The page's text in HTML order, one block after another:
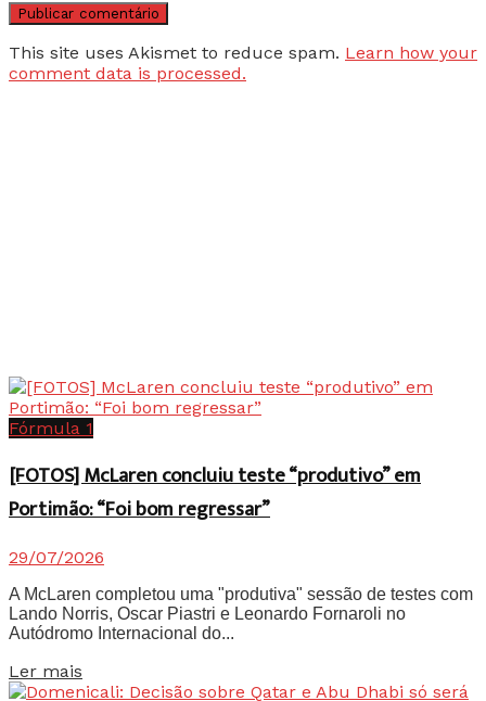
This site uses Akismet to reduce spam. Learn how your
comment data is processed.
Fórmula 1
[FOTOS] McLaren concluiu teste “produtivo” em
Portimão: “Foi bom regressar”
29/07/2026
A McLaren completou uma "produtiva" sessão de testes com
Lando Norris, Oscar Piastri e Leonardo Fornaroli no
Autódromo Internacional do...
Ler mais